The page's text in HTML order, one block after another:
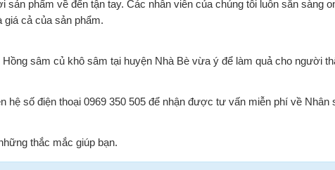
phẩm về đến tận tay. Các nhân viên của chúng tôi luôn sẵn sàng
cả của sản phẩm.
sâm củ khô sâm tại huyện Nhà Bè vừa ý để làm quả cho người
hệ số điện thoại 0969 350 505 để nhận được tư vấn miễn phí về Nhân
thắc mắc giúp bạn.